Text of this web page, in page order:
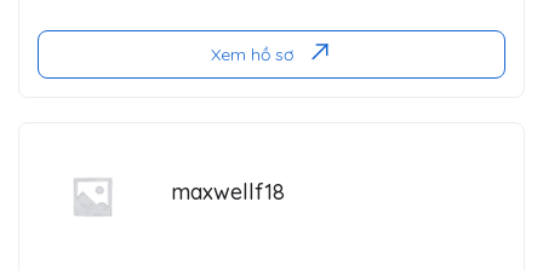
Xem hồ sơ
maxwellf18